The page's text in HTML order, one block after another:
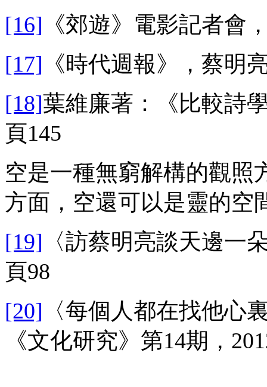
[16] 《郊遊》電影記者會
[17] 《時代週報》，蔡明
[18]葉維廉著：《比較詩
頁145
空是一種無窮解構的觀照
方面，空還可以是靈的空
[19] 〈訪蔡明亮談天邊一
頁98
[20] 〈每個人都在找他
《文化研究》第14期，